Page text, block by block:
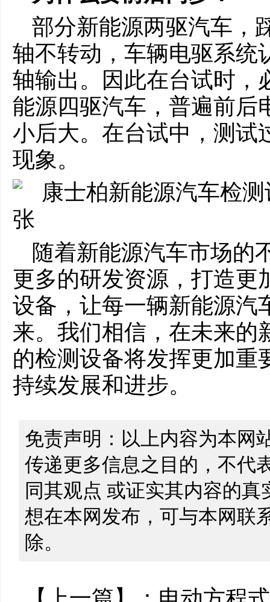
部分新能源两驱汽车，
轴不转动，车辆电驱系统
轴输出。因此在台试时，
能源四驱汽车，普遍前后
小后大。在台试中，测试
现象。
随着新能源汽车市场的
更多的研发资源，打造更
设备，让每一辆新能源汽
来。我们相信，在未来的
的检测设备将发挥更加重
持续发展和进步。
免责声明：以上内容为本网
传递更多信息之目的，不代
同其观点 或证实其内容的
想在本网发布，可与本网联
除。